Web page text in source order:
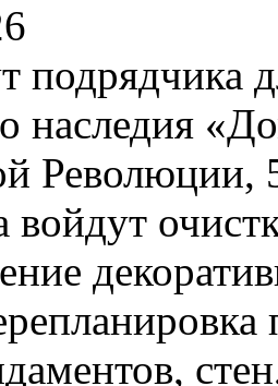
наследия
Революции,
войдут